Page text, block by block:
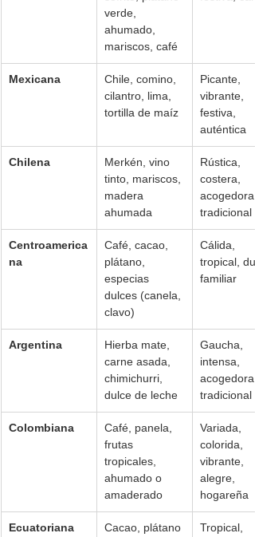
verde,
ahumado,
mariscos, café
Mexicana
Chile, comino,
cilantro, lima,
tortilla de maíz
Picante,
vibrante,
festiva,
auténtica
Chilena
Merkén, vino
tinto, mariscos,
madera
ahumada
Rústica,
costera,
acogedora,
tradicional
Centroamerica
na
Café, cacao,
plátano,
especias
dulces (canela,
clavo)
Cálida,
tropical,
familiar
Argentina
Hierba mate,
carne asada,
chimichurri,
dulce de leche
Gaucha,
intensa,
acogedora,
tradicional
Colombiana
Café, panela,
frutas
tropicales,
ahumado o
amaderado
Variada,
colorida,
vibrante,
alegre,
hogareña
Ecuatoriana
Cacao, plátano
Tropical,